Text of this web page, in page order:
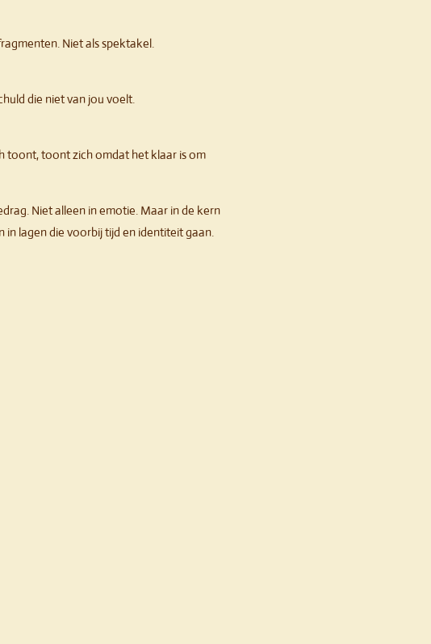
Niet als spektakel.
die niet van jou voelt.
toont, toont zich omdat het klaar is om
Niet alleen in emotie. Maar in de kern
lagen die voorbij tijd en identiteit gaan.